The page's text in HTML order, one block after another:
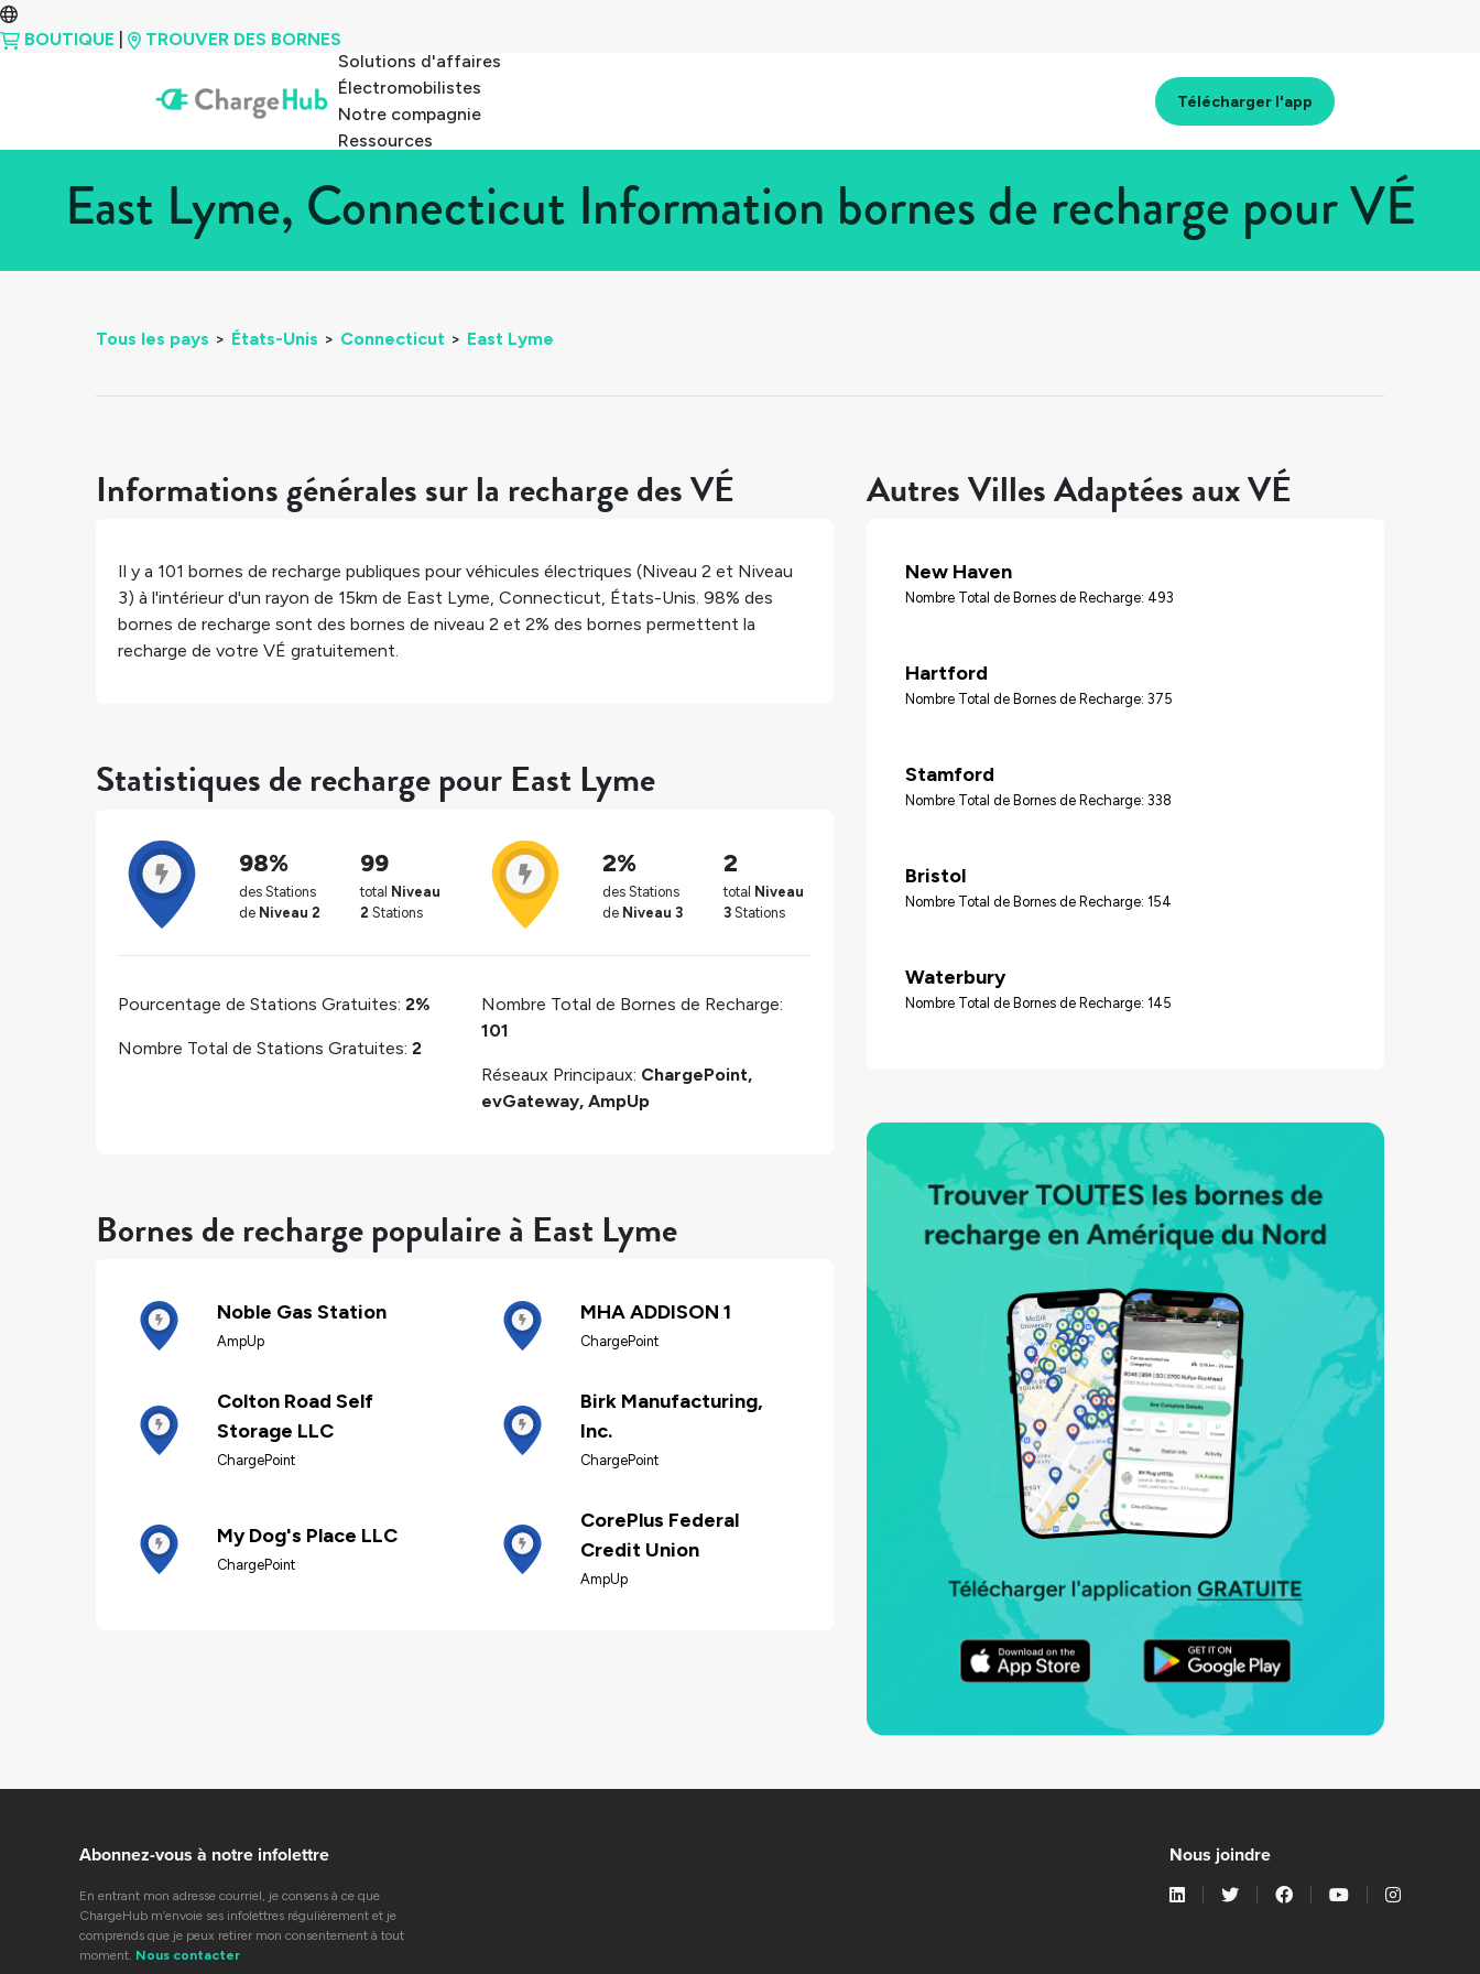
BOUTIQUE
TROUVER DES BORNES
Solutions d'affaires
Électromobilistes
Notre compagnie
Ressources
Télécharger l'app
East Lyme, Connecticut Information bornes de recharge pour VÉ
Tous les pays > États-Unis > Connecticut > East Lyme
Informations générales sur la recharge des VÉ
Il y a 101 bornes de recharge publiques pour véhicules électriques (Niveau 2 et Niveau
3) à l'intérieur d'un rayon de 15km de East Lyme, Connecticut, États-Unis. 98% des
bornes de recharge sont des bornes de niveau 2 et 2% des bornes permettent la
recharge de votre VÉ gratuitement.
Statistiques de recharge pour East Lyme
98%
des Stations
de Niveau 2
99
total Niveau
2 Stations
2%
des Stations
de Niveau 3
2
total Niveau
3 Stations
Pourcentage de Stations Gratuites: 2%
Nombre Total de Stations Gratuites: 2
Nombre Total de Bornes de Recharge:
101
Réseaux Principaux: ChargePoint,
evGateway, AmpUp
Bornes de recharge populaire à East Lyme
Noble Gas Station
AmpUp
MHA ADDISON 1
ChargePoint
Colton Road Self
Storage LLC
ChargePoint
Birk Manufacturing,
Inc.
ChargePoint
My Dog's Place LLC
ChargePoint
CorePlus Federal
Credit Union
AmpUp
Autres Villes Adaptées aux VÉ
New Haven
Nombre Total de Bornes de Recharge: 493
Hartford
Nombre Total de Bornes de Recharge: 375
Stamford
Nombre Total de Bornes de Recharge: 338
Bristol
Nombre Total de Bornes de Recharge: 154
Waterbury
Nombre Total de Bornes de Recharge: 145
Abonnez-vous à notre infolettre
En entrant mon adresse courriel, je consens à ce que
ChargeHub m’envoie ses infolettres régulièrement et je
comprends que je peux retirer mon consentement à tout
moment. Nous contacter
Nous joindre